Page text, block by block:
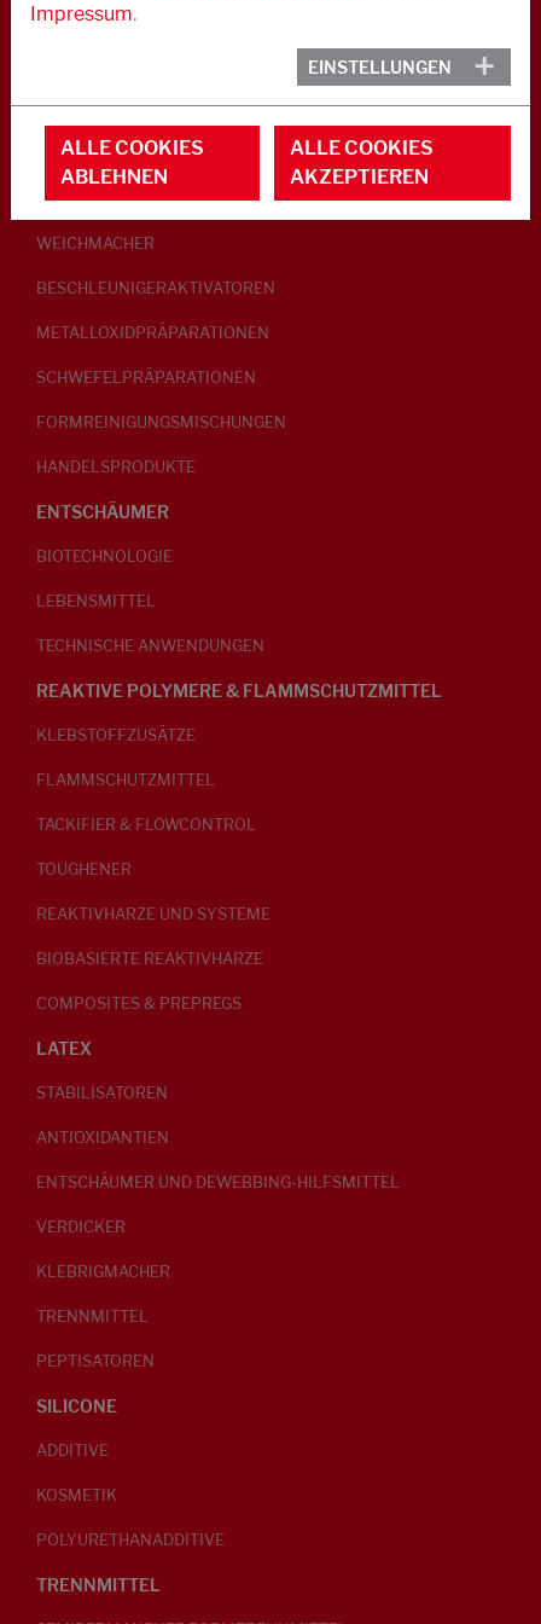
GLEITMITTEL
PEPTISATOREN
KLEBRIGMACHER / HOMOGENISATOREN
WEICHMACHER
BESCHLEUNIGERAKTIVATOREN
METALLOXIDPRÄPARATIONEN
SCHWEFELPRÄPARATIONEN
FORMREINIGUNGSMISCHUNGEN
HANDELSPRODUKTE
ENTSCHÄUMER
BIOTECHNOLOGIE
LEBENSMITTEL
TECHNISCHE ANWENDUNGEN
REAKTIVE POLYMERE & FLAMMSCHUTZMITTEL
KLEBSTOFFZUSÄTZE
FLAMMSCHUTZMITTEL
TACKIFIER & FLOWCONTROL
TOUGHENER
REAKTIVHARZE UND SYSTEME
BIOBASIERTE REAKTIVHARZE
COMPOSITES & PREPREGS
LATEX
STABILISATOREN
ANTIOXIDANTIEN
ENTSCHÄUMER UND DEWEBBING-HILFSMITTEL
VERDICKER
KLEBRIGMACHER
TRENNMITTEL
PEPTISATOREN
SILICONE
ADDITIVE
KOSMETIK
POLYURETHANADDITIVE
TRENNMITTEL
Impressum.
EINSTELLUNGEN
ALLE COOKIES
ABLEHNEN
ALLE COOKIES
AKZEPTIEREN